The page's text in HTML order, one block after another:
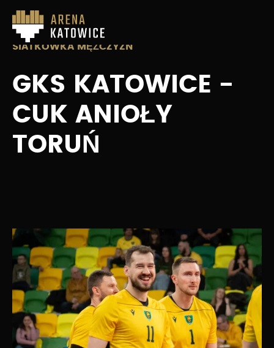
SIATKÓWKA MĘŻCZYZN
GKS KATOWICE -
CUK ANIOŁY
TORUŃ